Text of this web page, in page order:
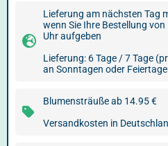
Lieferung am nächsten Tag
wenn Sie Ihre Bestellung
Uhr aufgeben
Lieferung: 6 Tage / 7 Tage
an Sonntagen oder
Blumensträuße ab 14.95 €
Versandkosten in